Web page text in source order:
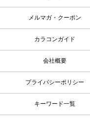
メルマガ・クーポン
カラコンガイド
会社概要
プライバシーポリシー
キーワード一覧